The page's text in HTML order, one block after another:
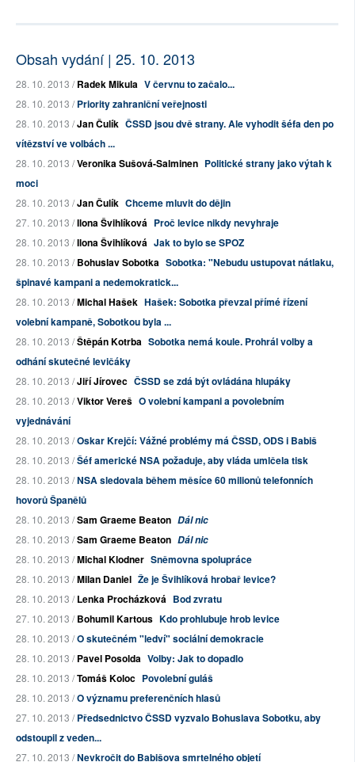
Obsah vydání | 25. 10. 2013
28. 10. 2013 /Radek Mikula V červnu to začalo...
28. 10. 2013 /Priority zahraniční veřejnosti
28. 10. 2013 /Jan Čulík ČSSD jsou dvě strany. Ale vyhodit šéfa den po
vítězství ve volbách ...
28. 10. 2013 /Veronika Sušová-Salminen Politické strany jako výtah k
moci
28. 10. 2013 /Jan Čulík Chceme mluvit do dějin
27. 10. 2013 /Ilona Švihlíková Proč levice nikdy nevyhraje
28. 10. 2013 /Ilona Švihlíková Jak to bylo se SPOZ
28. 10. 2013 /Bohuslav Sobotka Sobotka: "Nebudu ustupovat nátlaku,
špinavé kampani a nedemokratick...
28. 10. 2013 /Michal Hašek Hašek: Sobotka převzal přímé řízení
volební kampaně, Sobotkou byla ...
28. 10. 2013 /Štěpán Kotrba Sobotka nemá koule. Prohrál volby a
odhání skutečné levičáky
28. 10. 2013 /Jiří Jírovec ČSSD se zdá být ovládána hlupáky
28. 10. 2013 /Viktor Vereš O volební kampani a povolebním
vyjednávání
28. 10. 2013 /Oskar Krejčí: Vážné problémy má ČSSD, ODS i Babiš
28. 10. 2013 /Šéf americké NSA požaduje, aby vláda umlčela tisk
28. 10. 2013 /NSA sledovala během měsíce 60 milionů telefonních
hovorů Španělů
28. 10. 2013 /Sam Graeme Beaton Dál nic
28. 10. 2013 /Sam Graeme Beaton Dál nic
28. 10. 2013 /Michal Klodner Sněmovna spolupráce
28. 10. 2013 /Milan Daniel Že je Švihlíková hrobař levice?
28. 10. 2013 /Lenka Procházková Bod zvratu
27. 10. 2013 /Bohumil Kartous Kdo prohlubuje hrob levice
28. 10. 2013 /O skutečném "ledví" sociální demokracie
28. 10. 2013 /Pavel Posolda Volby: Jak to dopadlo
28. 10. 2013 /Tomáš Koloc Povolební guláš
28. 10. 2013 /O významu preferenčních hlasů
27. 10. 2013 /Předsednictvo ČSSD vyzvalo Bohuslava Sobotku, aby
odstoupil z veden...
27. 10. 2013 /Nevkročit do Babišova smrtelného objetí